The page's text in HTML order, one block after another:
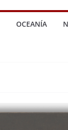
OCEANÍA